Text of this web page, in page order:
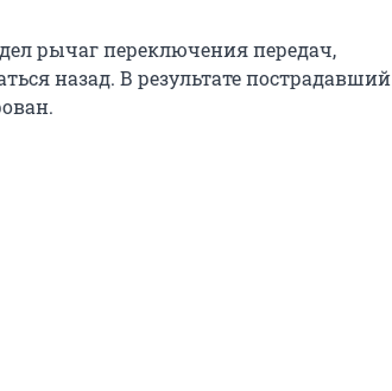
рычаг переключения передач,
назад. В результате пострадавший